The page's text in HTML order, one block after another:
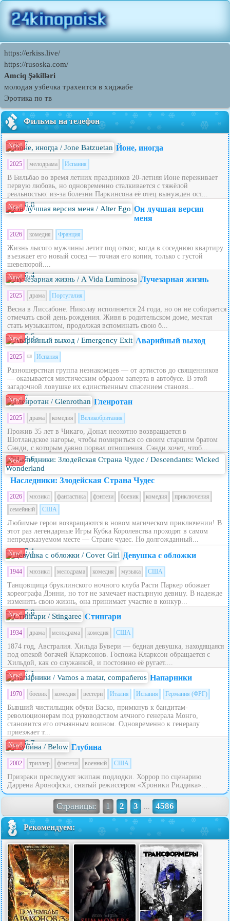
https://erkiss.live/
https://rusoska.com/
Amciq Şəkilləri
молодая узбечка трахеится в хиджабе
Эротика по тв
Фильмы на телефон
New! 7 Йоне, иногда
2025 мелодрама Испания
В Бильбао во время летних праздников 20‑летняя Йоне переживает
первую любовь, но одновременно сталкивается с тяжёлой
реальностью: из‑за болезни Паркинсона её отец вынужден ост...
New! 6.8
Он лучшая версия
меня
2026 комедия Франция
Жизнь лысого мужчины летит под откос, когда в соседнюю квартиру
въезжает его новый сосед — точная его копия, только с густой
шевелюрой....
New! 6.4 Лучезарная жизнь
2025 драма Португалия
Весна в Лиссабоне. Николау исполняется 24 года, но он не собирается
отмечать свой день рождения. Живя в родительском доме, мечтая
стать музыкантом, продолжая вспоминать свою б...
New! 5.5 Аварийный выход
2025 Испания
Разношерстная группа незнакомцев — от артистов до священников
— оказывается мистическим образом заперта в автобусе. В этой
загадочной ловушке их единственным спасением становя...
New! 7 Гленротан
2025 драма комедия Великобритания
Прожив 35 лет в Чикаго, Донал неохотно возвращается в
Шотландское нагорье, чтобы помириться со своим старшим братом
Сэнди, с которым давно порвал отношения. Сэнди хочет, чтоб...
New! 5.6
Наследники: Злодейская Страна Чудес
2026 мюзикл фантастика фэнтези боевик комедия
приключения
семейный
США
Любимые герои возвращаются в новом магическом приключении! В
этот раз легендарные Игры Кубка Королевства проходят в самом
непредсказуемом месте — Стране чудес. Но долгожданный...
New! 7.1 Девушка с обложки
1944 мюзикл мелодрама комедия музыка США
Танцовщица бруклинского ночного клуба Расти Паркер обожает
хореографа Дэнни, но тот не замечает настырную девицу. В надежде
изменить свою жизнь, она принимает участие в конкур...
New! 5.8 Стингари
1934 драма мелодрама комедия США
1874 год, Австралия. Хильда Бувери — бедная девушка, находящаяся
под опекой богачей Кларксонов. Госпожа Кларксон обращается с
Хильдой, как со служанкой, и постоянно её ругает....
New! 7.1 Напарники
1970 боевик комедия вестерн Италия Испания Германия (ФРГ)
Бывший чистильщик обуви Васко, примкнув к бандитам-
революционерам под руководством алчного генерала Монго,
становится его отчаянным воином. Одновременно к генералу
приезжает т...
New! 6.7 Глубина
2002 триллер фэнтези военный США
Призраки преследуют экипаж подлодки. Хоррор по сценарию
Даррена Аронофски, снятый режиссером «Хроники Риддика»...
Страницы: 1 2 3 ... 4586
Рекомендуем: